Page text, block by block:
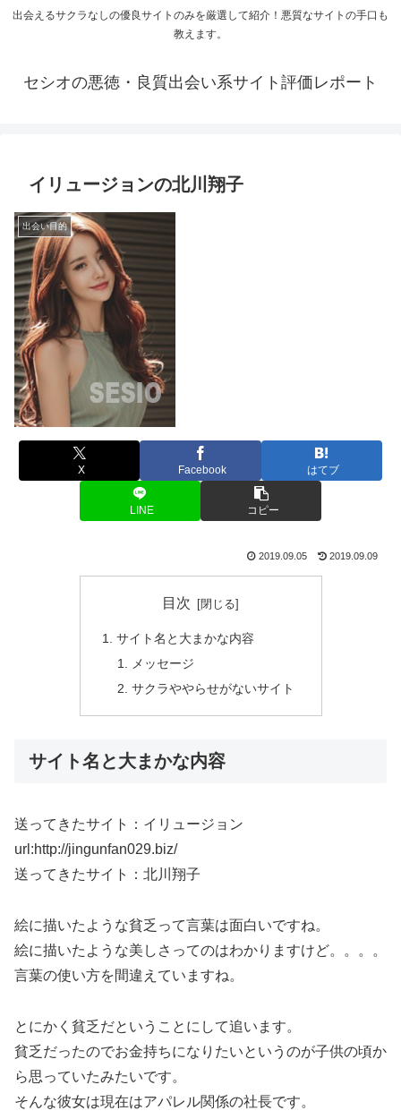
出会えるサクラなしの優良サイトのみを厳選して紹介！悪質なサイトの手口も
教えます。
セシオの悪徳・良質出会い系サイト評価レポート
イリュージョンの北川翔子
出会い目的
X Facebook はてブ
LINE コピー
2019.09.05 2019.09.09
目次
サイト名と大まかな内容
メッセージ
サクラややらせがないサイト
サイト名と大まかな内容
送ってきたサイト：イリュージョン
url:http://jingunfan029.biz/
送ってきたサイト：北川翔子
絵に描いたような貧乏って言葉は面白いですね。
絵に描いたような美しさってのはわかりますけど。。。。
言葉の使い方を間違えていますね。
とにかく貧乏だということにして追います。
貧乏だったのでお金持ちになりたいというのが子供の頃か
ら思っていたみたいです。
そんな彼女は現在はアパレル関係の社長です。